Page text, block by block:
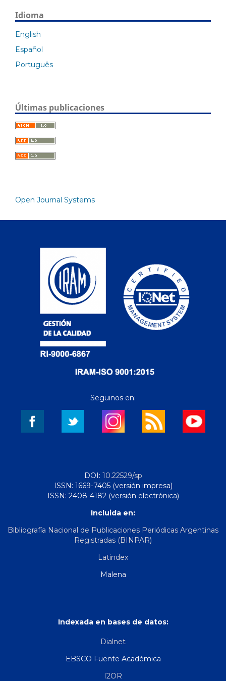
Idioma
English
Español
Português
Últimas publicaciones
Open Journal Systems
Seguinos en:
DOI: 10.22529/sp
ISSN: 1669-7405 (versión impresa)
ISSN: 2408-4182 (versión electrónica)
Incluida en:
Bibliografía Nacional de Publicaciones Periódicas Argentinas
Registradas (BINPAR)
Latindex
Malena
Indexada en bases de datos:
Dialnet
EBSCO Fuente Académica
I2OR